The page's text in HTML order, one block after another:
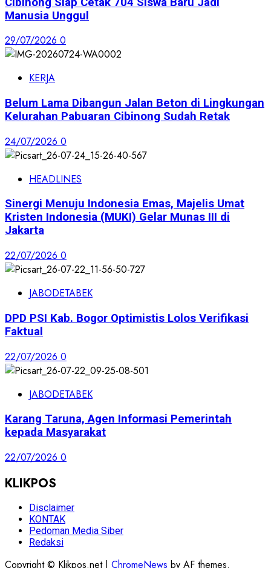
Manusia Unggul
29/07/2026 0
KERJA
Belum Lama Dibangun Jalan Beton di Lingkungan
Kelurahan Pabuaran Cibinong Sudah Retak
24/07/2026 0
HEADLINES
Sinergi Menuju Indonesia Emas, Majelis Umat
Kristen Indonesia (MUKI) Gelar Munas III di
Jakarta
22/07/2026 0
JABODETABEK
DPD PSI Kab. Bogor Optimistis Lolos Verifikasi
Faktual
22/07/2026 0
JABODETABEK
Karang Taruna, Agen Informasi Pemerintah
kepada Masyarakat
22/07/2026 0
KLIKPOS
Disclaimer
KONTAK
Pedoman Media Siber
Redaksi
Copyright © Klikpos.net | ChromeNews by AF themes.